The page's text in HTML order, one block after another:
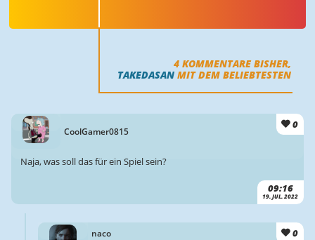
4 KOMMENTARE BISHER,
TAKEDASAN MIT DEM BELIEBTESTEN
CoolGamer0815
0
09:16
19. JUL. 2022
Naja, was soll das für ein Spiel sein?
naco 0